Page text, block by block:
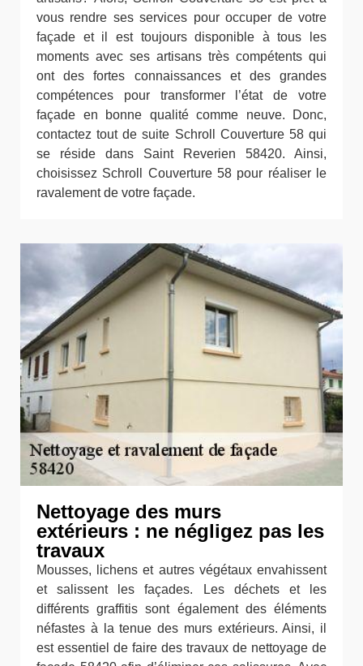
vous rendre ses services pour occuper de votre
façade et il est toujours disponible à tous les
moments avec ses artisans très compétents qui
ont des fortes connaissances et des grandes
compétences pour transformer l’état de votre
façade en bonne qualité comme neuve. Donc,
contactez tout de suite Schroll Couverture 58 qui
se réside dans Saint Reverien 58420. Ainsi,
choisissez Schroll Couverture 58 pour réaliser le
ravalement de votre façade.
Nettoyage des murs
extérieurs : ne négligez pas les
travaux
Mousses, lichens et autres végétaux envahissent
et salissent les façades. Les déchets et les
différents graffitis sont également des éléments
néfastes à la tenue des murs extérieurs. Ainsi, il
est essentiel de faire des travaux de nettoyage de